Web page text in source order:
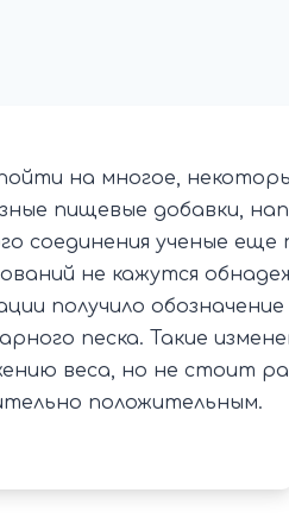
на многое,
пищевые добавки,
соединения ученые
не кажутся
получило обозначение
песка. Такие
веса, но не стоит
положительным.